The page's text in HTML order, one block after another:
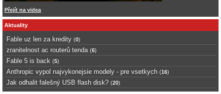
Přejít na videa
Aktuality
Fable uz len za kredity (0)
zranitelnost ac routerů tenda (6)
Fable 5 is back (5)
Anthropic vypol najvykonejsie modely - pre vsetkych (16)
Jak odhalit falešný USB flash disk? (20)